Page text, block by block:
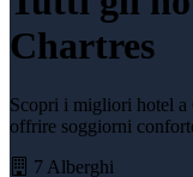
Chartres
Scopri i migliori hotel a
offrire soggiorni
7 Alberghi